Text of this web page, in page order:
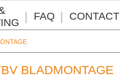
FAQ CONTACT
BLADMONTAGE